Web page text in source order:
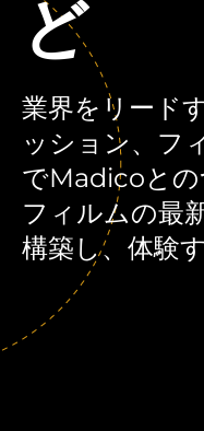
ど
業界をリード
ッション、フ
でMadicoとの
フィルムの最
構築し、体験